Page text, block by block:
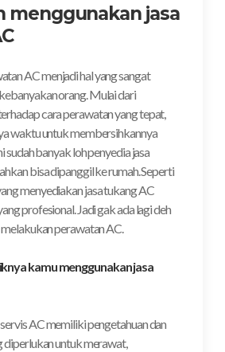
menggunakan jasa
AC menjadi hal yang sangat
orang. Mulai dari
cara perawatan yang tepat,
waktu untuk membersihkannya
sudah banyak loh penyedia jasa
bisa dipanggil ke rumah. Seperti
menyediakan jasa tukang AC
profesional. Jadi gak ada lagi deh
perawatan AC.
kamu menggunakan jasa
AC memiliki pengetahuan dan
diperlukan untuk merawat,